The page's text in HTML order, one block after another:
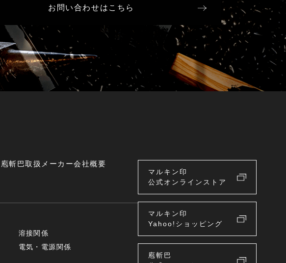
お問い合わせはこちら
庖斬巴取扱メーカー会社概要
溶接関係
電気・電源関係
マルキン印
公式オンラインストア
マルキン印
Yahoo!ショッピング
庖斬巴